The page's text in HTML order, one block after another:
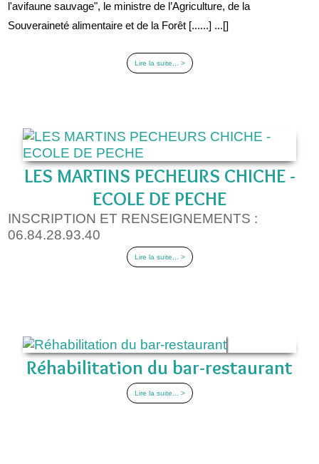
l'avifaune sauvage", le ministre de l’Agriculture, de la
Souveraineté alimentaire et de la Forêt [......] ...[]
Lire la suite... >
LES MARTINS PECHEURS CHICHE -
ECOLE DE PECHE
INSCRIPTION ET RENSEIGNEMENTS :
06.84.28.93.40
Lire la suite... >
Réhabilitation du bar-restaurant
Lire la suite... >